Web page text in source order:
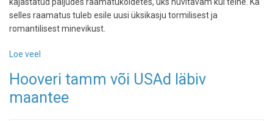
kajastatud paljudes raamatuköidetes, üks huvitavam kui teine. Ka
selles raamatus tuleb esile uusi üksikasju tormilisest ja
romantilisest minevikust.
Loe veel
ajalugu
Hooveri tamm või USAd läbiv
maantee